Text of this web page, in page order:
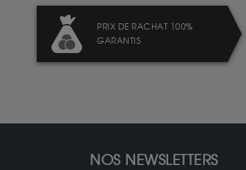
PRIX DE RACHAT 100%
GARANTIS
NOS NEWSLETTERS